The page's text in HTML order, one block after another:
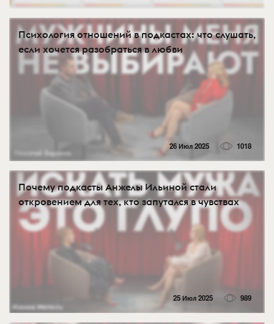
Психология отношений в подкастах: что слушать,
если хочется разобраться в любви
26 Июл 2025 1018
Почему подкасты Анжелы Ильиной стали
откровением для тех, кто запутался в чувствах
25 Июл 2025 989